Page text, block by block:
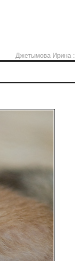
Джетымова Ирина :